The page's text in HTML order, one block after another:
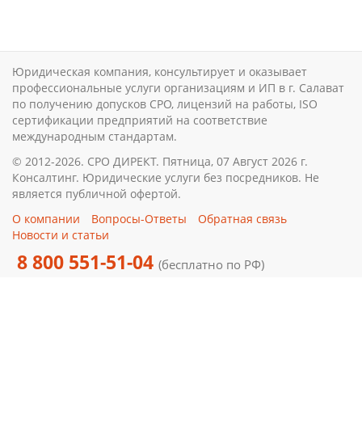
Юридическая компания, консультирует и оказывает
профессиональные услуги организациям и ИП в г. Салават
по получению допусков СРО, лицензий на работы, ISO
сертификации предприятий на соответствие
международным стандартам.
© 2012-2026. СРО ДИРЕКТ. Пятница, 07 Август 2026 г.
Консалтинг. Юридические услуги без посредников. Не
является публичной офертой.
О компании
Вопросы-Ответы
Обратная связь
Новости и статьи
8 800 551-51-04 (бесплатно по РФ)